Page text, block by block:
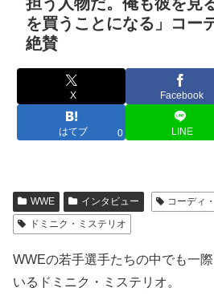
を買うことになる」コー
絶賛
X Facebook
はてブ 0 LINE
WWE インタビュー
コーディ
ドミニク・ミステリオ
WWEの若手選手たちの中でも一
いるドミニク・ミステリオ。